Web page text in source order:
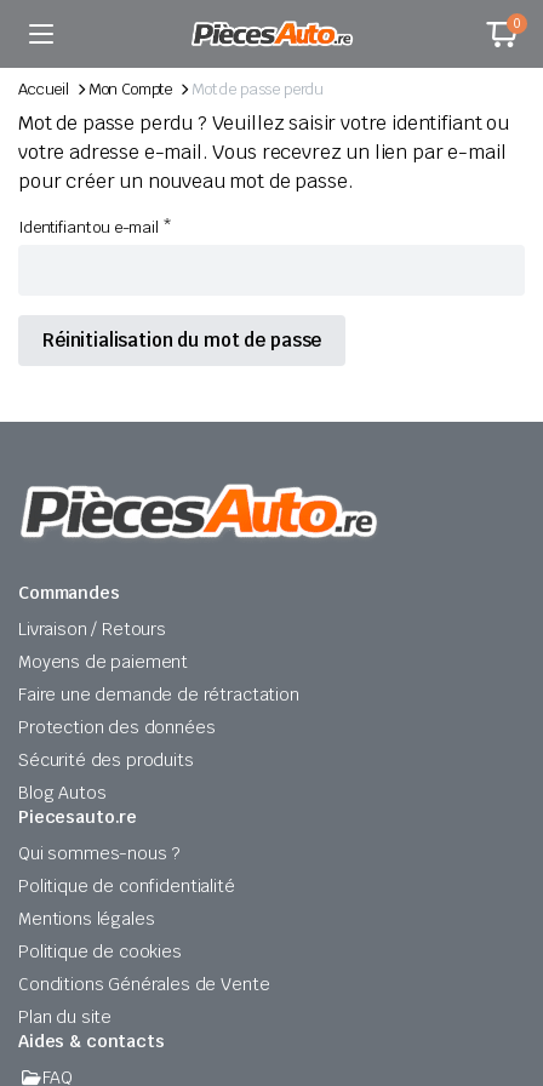
0
Accueil Mon Compte Mot de passe perdu
Mot de passe perdu ? Veuillez saisir votre identifiant ou
votre adresse e-mail. Vous recevrez un lien par e-mail
pour créer un nouveau mot de passe.
Identifiant ou e-mail *Obligatoire
Réinitialisation du mot de passe
Commandes
Livraison / Retours
Moyens de paiement
Faire une demande de rétractation
Protection des données
Sécurité des produits
Blog Autos
Piecesauto.re
Qui sommes-nous ?
Politique de confidentialité
Mentions légales
Politique de cookies
Conditions Générales de Vente
Plan du site
Aides & contacts
FAQ